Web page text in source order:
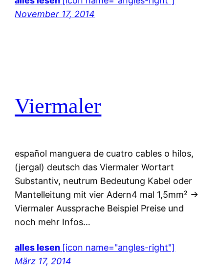
November 17, 2014
Viermaler
español manguera de cuatro cables o hilos,
(jergal) deutsch das Viermaler Wortart
Substantiv, neutrum Bedeutung Kabel oder
Mantelleitung mit vier Adern4 mal 1,5mm² ->
Viermaler Aussprache Beispiel Preise und
noch mehr Infos…
alles lesen [icon name="angles-right"]
März 17, 2014